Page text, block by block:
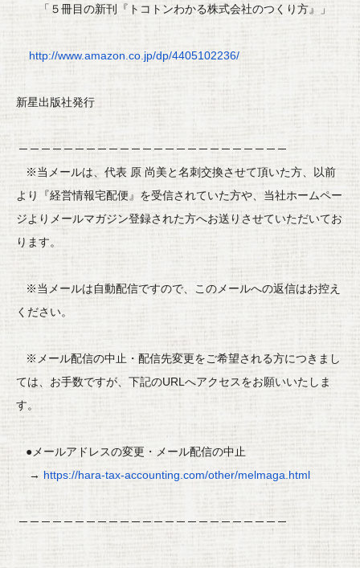
「５冊目の新刊『トコトンわかる株式会社のつくり方』」
http://www.amazon.co.jp/dp/4405102236/
新星出版社発行
─ ─ ─ ─ ─ ─ ─ ─ ─ ─ ─ ─ ─ ─ ─ ─ ─ ─ ─ ─ ─ ─ ─ ─
※当メールは、代表 原 尚美と名刺交換させて頂いた方、 以前
より『経営情報宅配便』を受信されていた方や、当社ホームペー
ジよりメールマガジン登録された方へお送りさせていただいてお
ります。
※当メールは自動配信ですので、
このメールへの返信はお控え
ください。
※メール配信の中止・ 配信先変更をご希望される方につきまし
ては、 お手数ですが、下記のURLへアクセスをお願いいたしま
す。
●メールアドレスの変更・メール配信の中止
→ https://hara-tax-accounting. com/other/melmaga.html
─ ─ ─ ─ ─ ─ ─ ─ ─ ─ ─ ─ ─ ─ ─ ─ ─ ─ ─ ─ ─ ─ ─ ─